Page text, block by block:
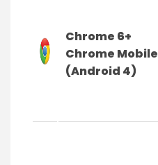
Chrome 6+
Chrome Mobile
(Android 4)